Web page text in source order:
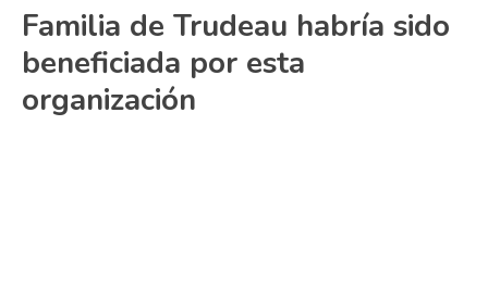
Familia de Trudeau habría sido
beneficiada por esta
organización